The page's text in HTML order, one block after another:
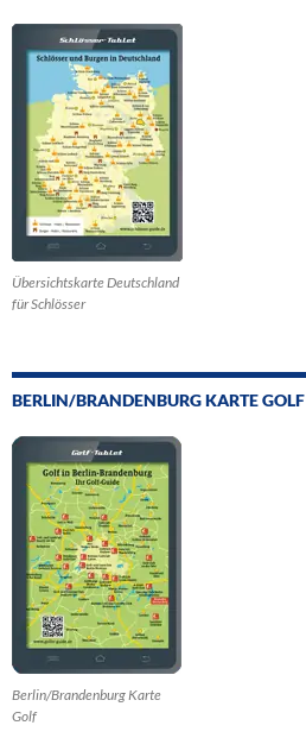
Übersichtskarte Deutschland
für Schlösser
BERLIN/BRANDENBURG KARTE GOLF
Berlin/Brandenburg Karte
Golf